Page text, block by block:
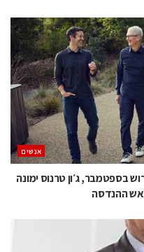
אנשים
בספטמבר, ג׳ון טרנוס ימונה
ההנדסה